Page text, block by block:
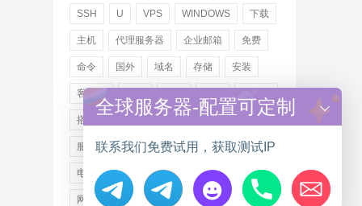
SSH U VPS WINDOWS 下载
主机 代理服务器 企业邮箱 免费
命令 国外 域名 存储 安装
客户端
搭建 操作步骤 文件 服务
服务器 注册 海外 游戏 用户
电讯 登录 百度 租用 网站
网络 腾讯 虚拟主机 证书 配置
全球服务器-配置可定制
联系我们免费试用，获取测试IP